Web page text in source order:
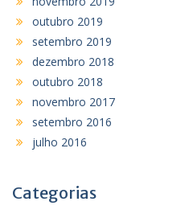
outubro 2019
setembro 2019
dezembro 2018
outubro 2018
novembro 2017
setembro 2016
julho 2016
Categorias